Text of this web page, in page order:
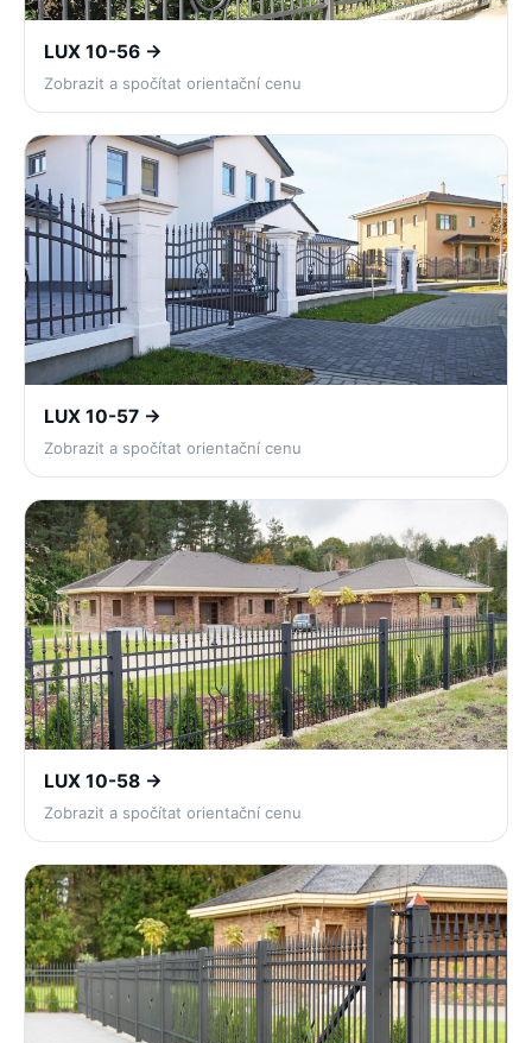
LUX 10-56 →
Zobrazit a spočítat orientační cenu
LUX 10-57 →
Zobrazit a spočítat orientační cenu
LUX 10-58 →
Zobrazit a spočítat orientační cenu